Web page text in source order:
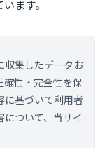
ます。
収集したデータお
確性・完全性を保
に基づいて利用者
ついて、当サイ